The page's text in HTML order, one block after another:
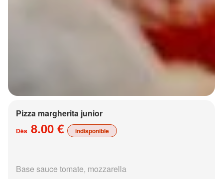
Pizza margherita junior
Dès 8.00 € indisponible
Base sauce tomate, mozzarella